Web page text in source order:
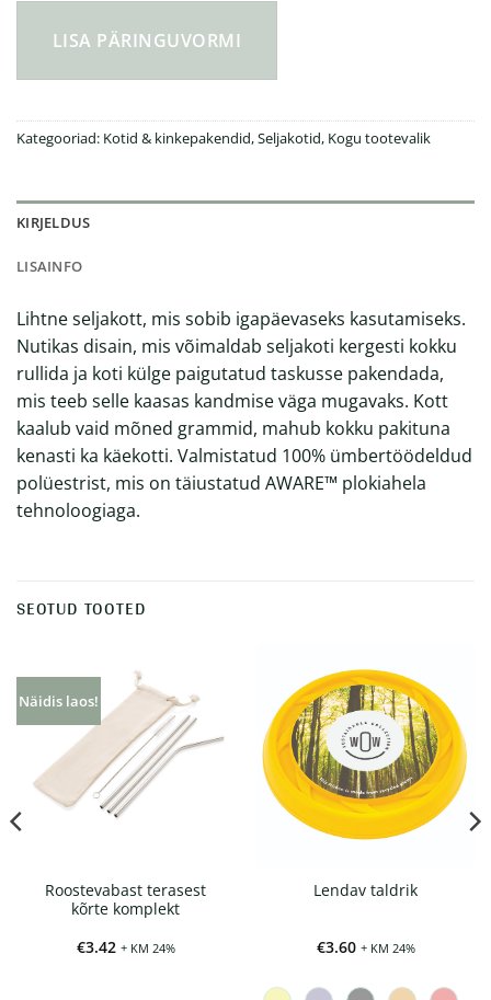
LISA PÄRINGUVORMI
Kategooriad: Kotid & kinkepakendid,Seljakotid, Kogu tootevalik
KIRJELDUS
LISAINFO
Lihtne seljakott, mis sobib igapäevaseks kasutamiseks.
Nutikas disain, mis võimaldab seljakoti kergesti kokku
rullida ja koti külge paigutatud taskusse pakendada,
mis teeb selle kaasas kandmise väga mugavaks. Kott
kaalub vaid mõned grammid, mahub kokku pakituna
kenasti ka käekotti. Valmistatud 100% ümbertöödeldud
polüestrist, mis on täiustatud AWARE™ plokiahela
tehnoloogiaga.
SEOTUD TOOTED
Näidis laos!
Roostevabast terasest
kõrte komplekt
€3.42 + KM 24%
Lendav taldrik
€3.60 + KM 24%